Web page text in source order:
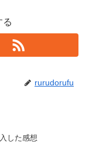
る
rurudorufu
した感想